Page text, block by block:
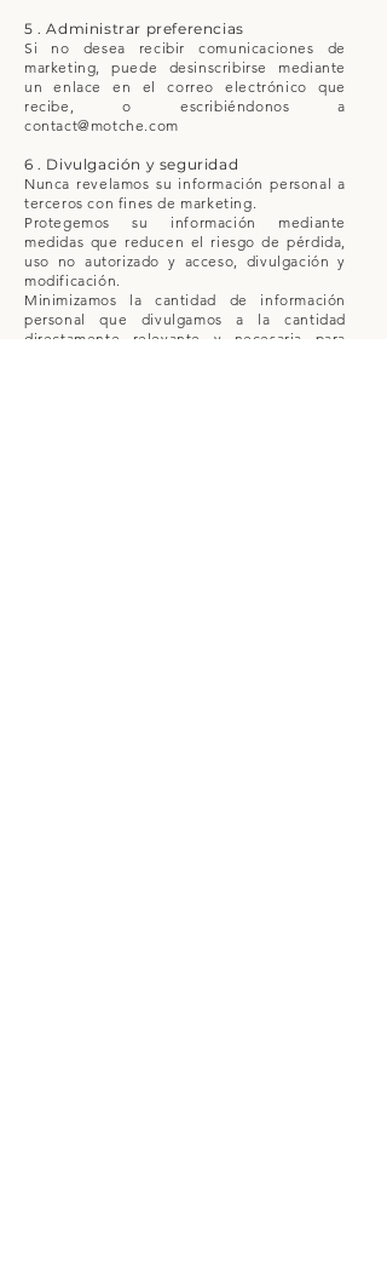
5 . Administrar preferencias
Si no desea recibir comunicaciones de
marketing, puede desinscribirse mediante
un enlace en el correo electrónico que
recibe, o escribiéndonos a
contact@motche.com
6 . Divulgación y seguridad
Nunca revelamos su información personal a
terceros con fines de marketing.
Protegemos su información mediante
medidas que reducen el riesgo de pérdida,
uso no autorizado y acceso, divulgación y
modificación.
Minimizamos la cantidad de información
personal que divulgamos a la cantidad
directamente relevante y necesaria para